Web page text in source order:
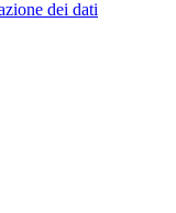
dei dati